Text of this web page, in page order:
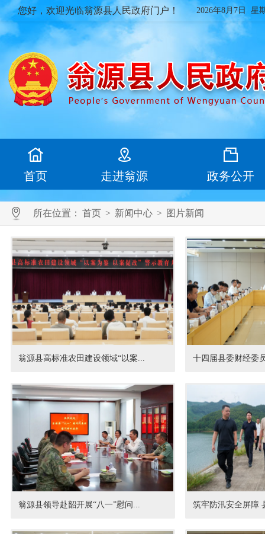
您好，欢迎光临翁源县人民政府门户！ 2026年8月7日 星
首页 走进翁源 政务公开
所在位置： 首页 > 新闻中心 > 图片新闻
翁源县高标准农田建设领域“以案... 十四届县委财经委
翁源县领导赴韶开展“八一”慰问... 筑牢防汛安全屏障